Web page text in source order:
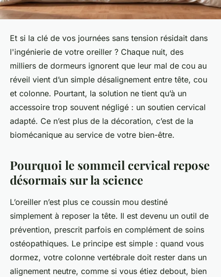
Et si la clé de vos journées sans tension résidait dans
l'ingénierie de votre oreiller ? Chaque nuit, des
milliers de dormeurs ignorent que leur mal de cou au
réveil vient d’un simple désalignement entre tête, cou
et colonne. Pourtant, la solution ne tient qu’à un
accessoire trop souvent négligé : un soutien cervical
adapté. Ce n’est plus de la décoration, c’est de la
biomécanique au service de votre bien-être.
Pourquoi le sommeil cervical repose
désormais sur la science
L’oreiller n’est plus ce coussin mou destiné
simplement à reposer la tête. Il est devenu un outil de
prévention, prescrit parfois en complément de soins
ostéopathiques. Le principe est simple : quand vous
dormez, votre colonne vertébrale doit rester dans un
alignement neutre, comme si vous étiez debout, bien